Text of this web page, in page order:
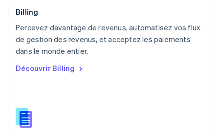
Billing
Percevez davantage de revenus, automatisez vos flux
de gestion des revenus, et acceptez les paiements
dans le monde entier.
Découvrir Billing
English
NederlandsEnglish
Pologne
English
Português English
English
Roumanie